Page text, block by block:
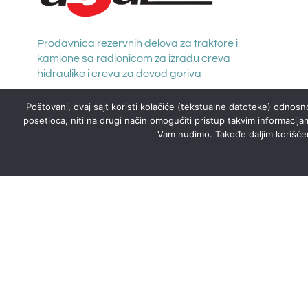
Prodavnica rezervnih delova za traktore i
kamione sa radionicom za izradu creva
hidraulike i creva za dovod goriva
Poštovani, ovaj sajt koristi kolačiće (tekstualne datoteke)
posetioca, niti na drugi način omogućiti pristup takvim
Vam nudimo. Takođe daljim